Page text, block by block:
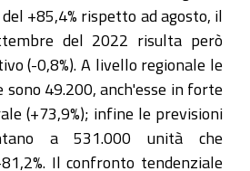
+85,4% rispetto ad agosto, il
del 2022 risulta però
(-0,8%). A livello regionale le
sono 49.200, anch'esse in forte
(+73,9%); infine le previsioni
a 531.000 unità che
Il confronto tendenziale